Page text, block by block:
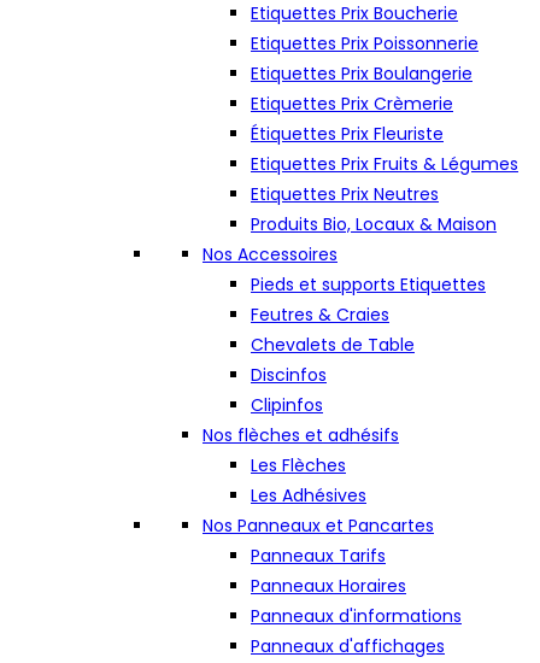
Etiquettes Prix Boucherie
Etiquettes Prix Poissonnerie
Etiquettes Prix Boulangerie
Etiquettes Prix Crèmerie
Étiquettes Prix Fleuriste
Etiquettes Prix Fruits & Légumes
Etiquettes Prix Neutres
Produits Bio, Locaux & Maison
Nos Accessoires
Pieds et supports Etiquettes
Feutres & Craies
Chevalets de Table
Discinfos
Clipinfos
Nos flèches et adhésifs
Les Flèches
Les Adhésives
Nos Panneaux et Pancartes
Panneaux Tarifs
Panneaux Horaires
Panneaux d'informations
Panneaux d'affichages